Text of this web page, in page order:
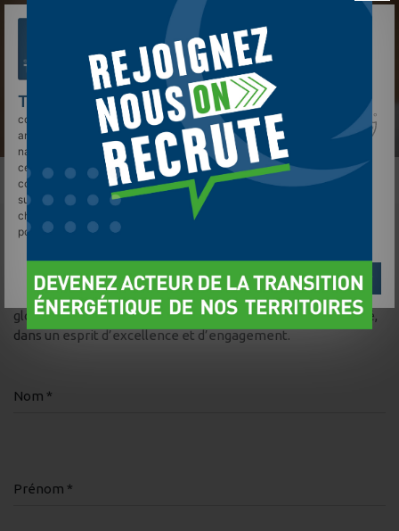
Candidatez
Rejoindre le Groupe TELLOS c’est développer une approche
globale centrée sur la performance, la qualité et l’efficacité,
dans un esprit d’excellence et d’engagement.
Nom *
Prénom *
TELLOS
et des sociétés tierces utilisent des
cookies sur
tellos.fr pour personnaliser le contenu, les
annonces, et analyser le trafic. Vos données de
navigation peuvent être collectées et utilisées par
ces tiers. Vous pouvez donner ou retirer votre
consentement globalement ou par finalité en cliquant
sur "Accepter", "Refuser" ou "Gérer mes choix". Votre
choix est conservé pendant 6 mois. Consultez notre
politique de cookies pour plus d'informations.
Accepter
Refuser
Gérer mes choix